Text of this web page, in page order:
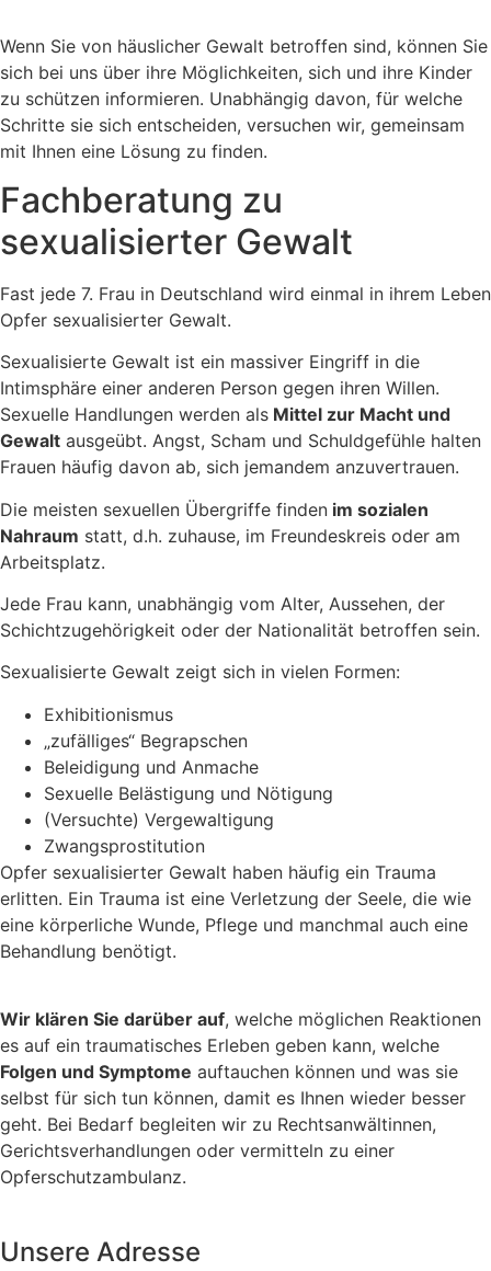
Wenn Sie von häuslicher Gewalt betroffen sind, können Sie
sich bei uns über ihre Möglichkeiten, sich und ihre Kinder
zu schützen informieren. Unabhängig davon, für welche
Schritte sie sich entscheiden, versuchen wir, gemeinsam
mit Ihnen eine Lösung zu finden.
Fachberatung zu
sexualisierter Gewalt
Fast jede 7. Frau in Deutschland wird einmal in ihrem Leben
Opfer sexualisierter Gewalt.
Sexualisierte Gewalt ist ein massiver Eingriff in die
Intimsphäre einer anderen Person gegen ihren Willen.
Sexuelle Handlungen werden als Mittel zur Macht und
Gewalt ausgeübt. Angst, Scham und Schuldgefühle halten
Frauen häufig davon ab, sich jemandem anzuvertrauen.
Die meisten sexuellen Übergriffe finden im sozialen
Nahraum statt, d.h. zuhause, im Freundeskreis oder am
Arbeitsplatz.
Jede Frau kann, unabhängig vom Alter, Aussehen, der
Schichtzugehörigkeit oder der Nationalität betroffen sein.
Sexualisierte Gewalt zeigt sich in vielen Formen:
Exhibitionismus
„zufälliges“ Begrapschen
Beleidigung und Anmache
Sexuelle Belästigung und Nötigung
(Versuchte) Vergewaltigung
Zwangsprostitution
Opfer sexualisierter Gewalt haben häufig ein Trauma
erlitten. Ein Trauma ist eine Verletzung der Seele, die wie
eine körperliche Wunde, Pflege und manchmal auch eine
Behandlung benötigt.
Wir klären Sie darüber auf, welche möglichen Reaktionen
es auf ein traumatisches Erleben geben kann, welche
Folgen und Symptome auftauchen können und was sie
selbst für sich tun können, damit es Ihnen wieder besser
geht. Bei Bedarf begleiten wir zu Rechtsanwältinnen,
Gerichtsverhandlungen oder vermitteln zu einer
Opferschutzambulanz.
Unsere Adresse